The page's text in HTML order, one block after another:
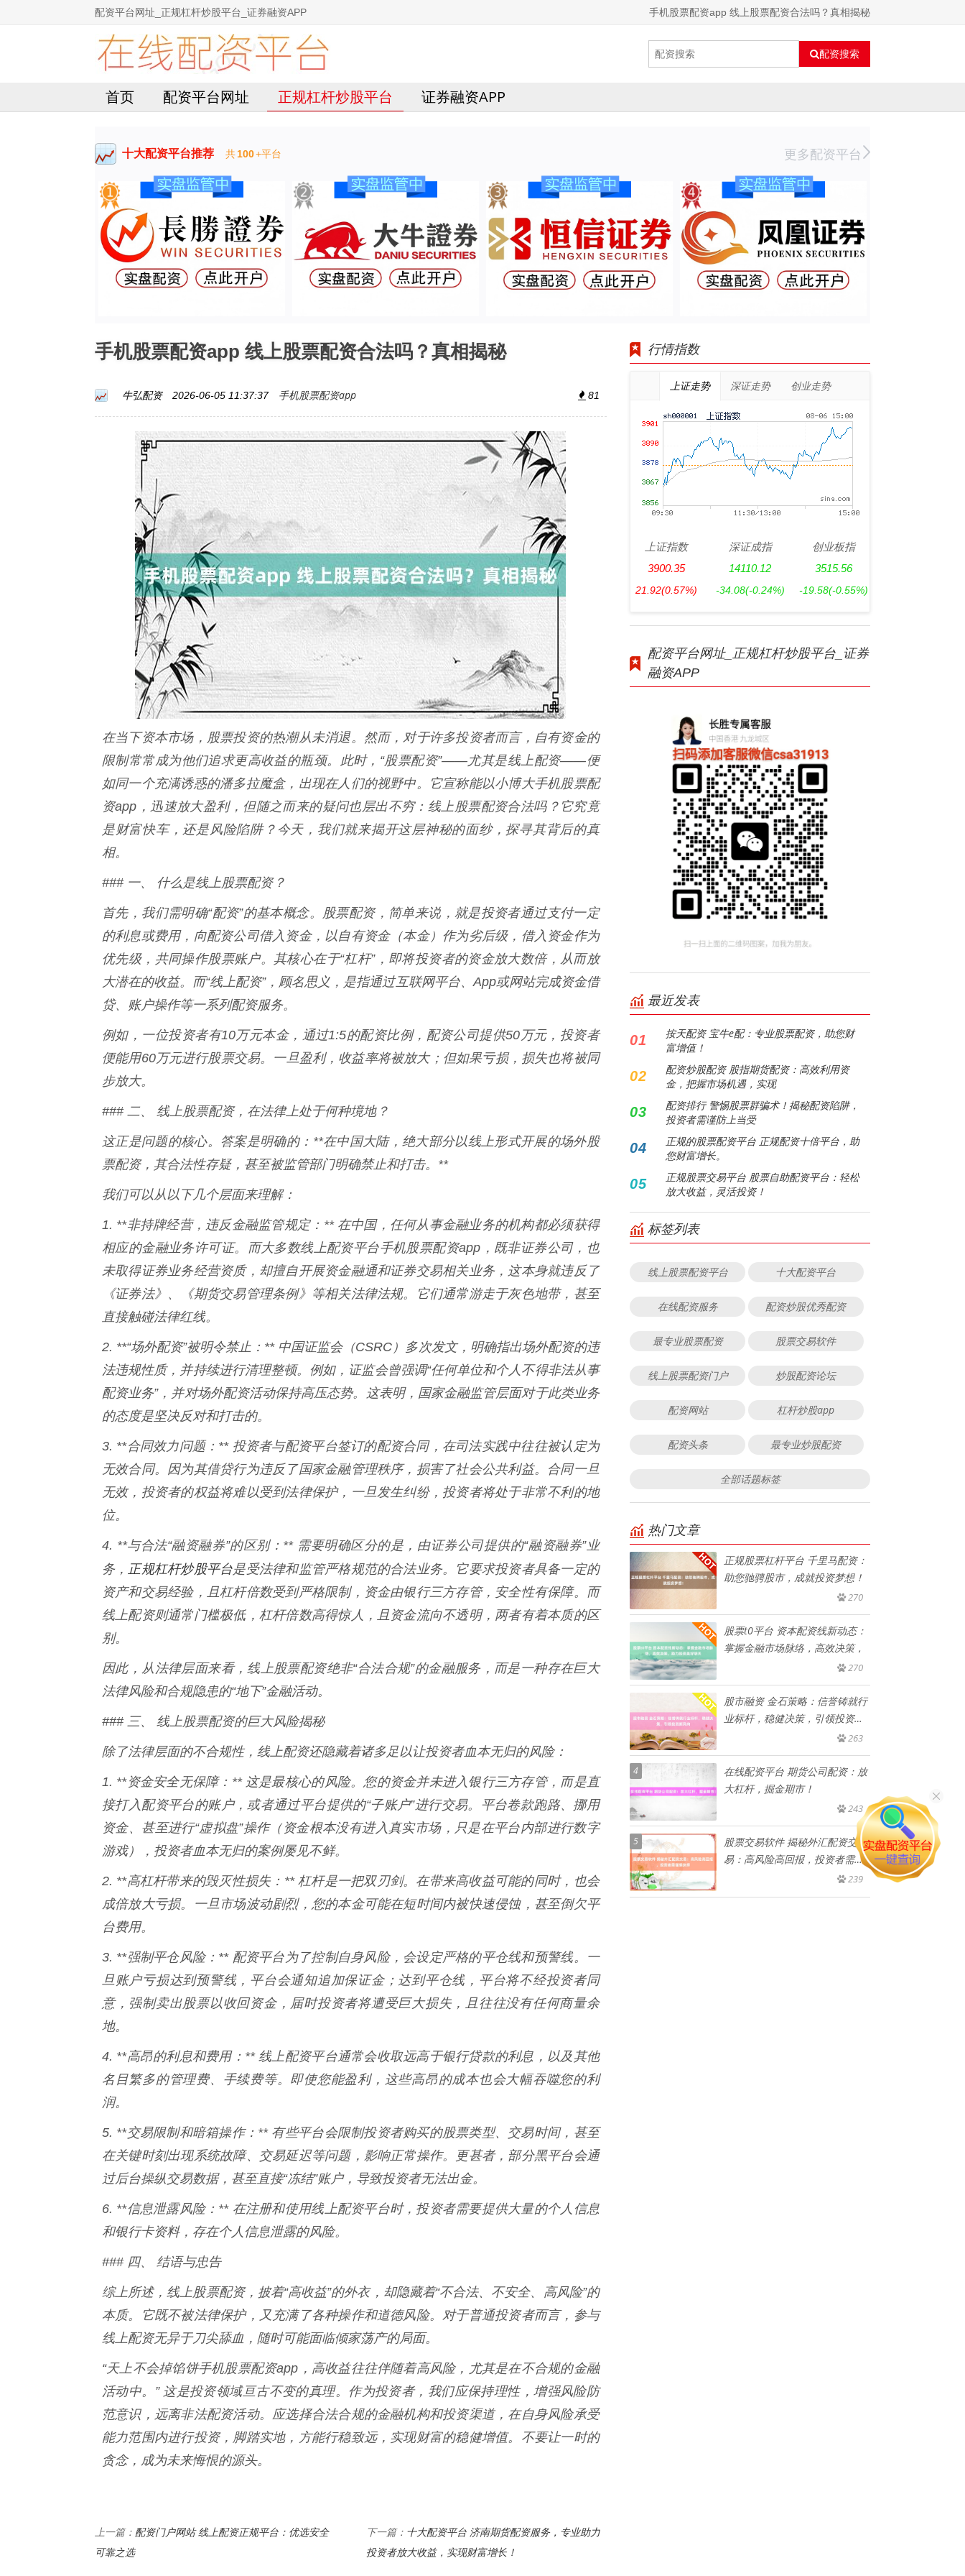
配资平台网址_正规杠杆炒股平台_证券融资APP 手机股票配资app 线上股票配资合法吗？真相揭秘
配资搜索
首页 配资平台网址 正规杠杆炒股平台 证券融资APP
十大配资平台推荐 共100+平台 更多配资平台
手机股票配资app 线上股票配资合法吗？真相揭秘
牛弘配资 2026-06-05 11:37:37 手机股票配资app 81
在当下资本市场，股票投资的热潮从未消退。然而，对于许多投资者而言，自有资金的
限制常常成为他们追求更高收益的瓶颈。此时，“股票配资”——尤其是线上配资——便
如同一个充满诱惑的潘多拉魔盒，出现在人们的视野中。它宣称能以小博大手机股票配
资app，迅速放大盈利，但随之而来的疑问也层出不穷：线上股票配资合法吗？它究竟
是财富快车，还是风险陷阱？今天，我们就来揭开这层神秘的面纱，探寻其背后的真
相。
### 一、 什么是线上股票配资？
首先，我们需明确“配资”的基本概念。股票配资，简单来说，就是投资者通过支付一定
的利息或费用，向配资公司借入资金，以自有资金（本金）作为劣后级，借入资金作为
优先级，共同操作股票账户。其核心在于“杠杆”，即将投资者的资金放大数倍，从而放
大潜在的收益。而“线上配资”，顾名思义，是指通过互联网平台、App或网站完成资金借
贷、账户操作等一系列配资服务。
例如，一位投资者有10万元本金，通过1:5的配资比例，配资公司提供50万元，投资者
便能用60万元进行股票交易。一旦盈利，收益率将被放大；但如果亏损，损失也将被同
步放大。
### 二、 线上股票配资，在法律上处于何种境地？
这正是问题的核心。答案是明确的：**在中国大陆，绝大部分以线上形式开展的场外股
票配资，其合法性存疑，甚至被监管部门明确禁止和打击。**
我们可以从以下几个层面来理解：
1. **非持牌经营，违反金融监管规定：** 在中国，任何从事金融业务的机构都必须获得
相应的金融业务许可证。而大多数线上配资平台手机股票配资app，既非证券公司，也
未取得证券业务经营资质，却擅自开展资金融通和证券交易相关业务，这本身就违反了
《证券法》、《期货交易管理条例》等相关法律法规。它们通常游走于灰色地带，甚至
直接触碰法律红线。
2. **“场外配资”被明令禁止：** 中国证监会（CSRC）多次发文，明确指出场外配资的违
法违规性质，并持续进行清理整顿。例如，证监会曾强调“任何单位和个人不得非法从事
配资业务”，并对场外配资活动保持高压态势。这表明，国家金融监管层面对于此类业务
的态度是坚决反对和打击的。
3. **合同效力问题：** 投资者与配资平台签订的配资合同，在司法实践中往往被认定为
无效合同。因为其借贷行为违反了国家金融管理秩序，损害了社会公共利益。合同一旦
无效，投资者的权益将难以受到法律保护，一旦发生纠纷，投资者将处于非常不利的地
位。
4. **与合法“融资融券”的区别：** 需要明确区分的是，由证券公司提供的“融资融券”业
务， 正规杠杆炒股平台是受法律和监管严格规范的合法业务。它要求投资者具备一定的
资产和交易经验，且杠杆倍数受到严格限制，资金由银行三方存管，安全性有保障。而
线上配资则通常门槛极低，杠杆倍数高得惊人，且资金流向不透明，两者有着本质的区
别。
因此，从法律层面来看，线上股票配资绝非“合法合规”的金融服务，而是一种存在巨大
法律风险和合规隐患的“地下”金融活动。
### 三、 线上股票配资的巨大风险揭秘
除了法律层面的不合规性，线上配资还隐藏着诸多足以让投资者血本无归的风险：
1. **资金安全无保障：** 这是最核心的风险。您的资金并未进入银行三方存管，而是直
接打入配资平台的账户，或者通过平台提供的“子账户”进行交易。平台卷款跑路、挪用
资金、甚至进行“虚拟盘”操作（资金根本没有进入真实市场，只是在平台内部进行数字
游戏），投资者血本无归的案例屡见不鲜。
2. **高杠杆带来的毁灭性损失：** 杠杆是一把双刃剑。在带来高收益可能的同时，也会
成倍放大亏损。一旦市场波动剧烈，您的本金可能在短时间内被快速侵蚀，甚至倒欠平
台费用。
3. **强制平仓风险：** 配资平台为了控制自身风险，会设定严格的平仓线和预警线。一
旦账户亏损达到预警线，平台会通知追加保证金；达到平仓线，平台将不经投资者同
意，强制卖出股票以收回资金，届时投资者将遭受巨大损失，且往往没有任何商量余
地。
4. **高昂的利息和费用：** 线上配资平台通常会收取远高于银行贷款的利息，以及其他
名目繁多的管理费、手续费等。即使您能盈利，这些高昂的成本也会大幅吞噬您的利
润。
5. **交易限制和暗箱操作：** 有些平台会限制投资者购买的股票类型、交易时间，甚至
在关键时刻出现系统故障、交易延迟等问题，影响正常操作。更甚者，部分黑平台会通
过后台操纵交易数据，甚至直接“冻结”账户，导致投资者无法出金。
6. **信息泄露风险：** 在注册和使用线上配资平台时，投资者需要提供大量的个人信息
和银行卡资料，存在个人信息泄露的风险。
### 四、 结语与忠告
综上所述，线上股票配资，披着“高收益”的外衣，却隐藏着“不合法、不安全、高风险”的
本质。它既不被法律保护，又充满了各种操作和道德风险。对于普通投资者而言，参与
线上配资无异于刀尖舔血，随时可能面临倾家荡产的局面。
“天上不会掉馅饼手机股票配资app，高收益往往伴随着高风险，尤其是在不合规的金融
活动中。” 这是投资领域亘古不变的真理。作为投资者，我们应保持理性，增强风险防
范意识，远离非法配资活动。应选择合法合规的金融机构和投资渠道，在自身风险承受
能力范围内进行投资，脚踏实地，方能行稳致远，实现财富的稳健增值。不要让一时的
贪念，成为未来悔恨的源头。
上一篇： 配资门户网站 线上配资正规平台：优选安全
可靠之选
下一篇： 十大配资平台 济南期货配资服务，专业助力
投资者放大收益，实现财富增长！
行情指数
上证走势 深证走势 创业走势
上证指数
3900.35
21.92(0.57%)
深证成指
14110.12
-34.08(-0.24%)
创业板指
3515.56
-19.58(-0.55%)
配资平台网址_正规杠杆炒股平台_证券
融资APP
最近发表
01
按天配资 宝牛e配：专业股票配资，助您财
富增值！
02
配资炒股配资 股指期货配资：高效利用资
金，把握市场机遇，实现
03
配资排行 警惕股票群骗术！揭秘配资陷阱，
投资者需谨防上当受
04
正规的股票配资平台 正规配资十倍平台，助
您财富增长。
05
正规股票交易平台 股票自助配资平台：轻松
放大收益，灵活投资！
标签列表
线上股票配资平台 十大配资平台
在线配资服务 配资炒股优秀配资
最专业股票配资 股票交易软件
线上股票配资门户 炒股配资论坛
配资网站 杠杆炒股app
配资头条 最专业炒股配资
全部话题标签
热门文章
正规股票杠杆平台 千里马配资：
助您驰骋股市，成就投资梦想！
270
股票t0平台 资本配资线新动态：
掌握金融市场脉络，高效决策，
270
股市融资 金石策略：信誉铸就行
业标杆，稳健决策，引领投资新
263
4
在线配资平台 期货公司配资：放
大杠杆，掘金期市！
243
5
股票交易软件 揭秘外汇配资交
易：高风险高回报，投资者需谨
239